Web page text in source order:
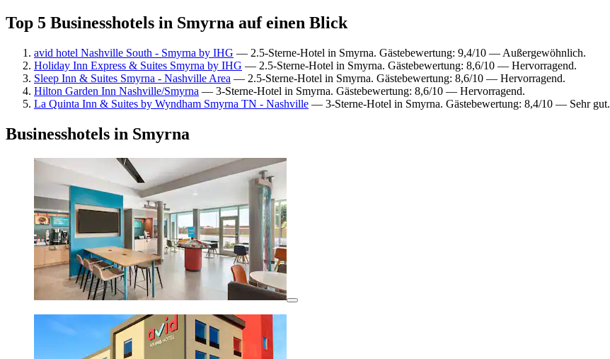
Top 5 Businesshotels in Smyrna auf einen Blick
avid hotel Nashville South - Smyrna by IHG — 2.5-Sterne-Hotel in Smyrna. Gästebewertung: 9,4/10 — Außergewöhnlich.
Holiday Inn Express & Suites Smyrna by IHG — 2.5-Sterne-Hotel in Smyrna. Gästebewertung: 8,6/10 — Hervorragend.
Sleep Inn & Suites Smyrna - Nashville Area — 2.5-Sterne-Hotel in Smyrna. Gästebewertung: 8,6/10 — Hervorragend.
Hilton Garden Inn Nashville/Smyrna — 3-Sterne-Hotel in Smyrna. Gästebewertung: 8,6/10 — Hervorragend.
La Quinta Inn & Suites by Wyndham Smyrna TN - Nashville — 3-Sterne-Hotel in Smyrna. Gästebewertung: 8,4/10 — Sehr gut.
Businesshotels in Smyrna